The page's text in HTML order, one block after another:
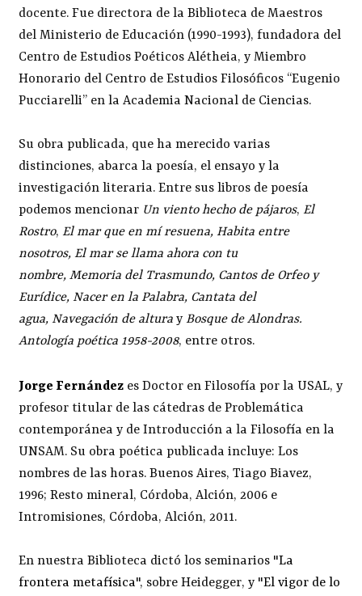
docente. Fue directora de la Biblioteca de Maestros
del Ministerio de Educación (1990-1993), fundadora del
Centro de Estudios Poéticos Alétheia, y Miembro
Honorario del Centro de Estudios Filosóficos “Eugenio
Pucciarelli” en la Academia Nacional de Ciencias.
Su obra publicada, que ha merecido varias
distinciones, abarca la poesía, el ensayo y la
investigación literaria. Entre sus libros de poesía
podemos mencionar Un viento hecho de pájaros,El
Rostro,El mar que en mí resuena, Habita entre
nosotros, El mar se llama ahora con tu
nombre, Memoria del Trasmundo, Cantos de Orfeo y
Eurídice, Nacer en la Palabra, Cantata del
agua, Navegación de alturay Bosque de Alondras.
Antología poética 1958-2008, entre otros.
Jorge Fernández es Doctor en Filosofía por la USAL, y
profesor titular de las cátedras de Problemática
contemporánea y de Introducción a la Filosofía en la
UNSAM. Su obra poética publicada incluye: Los
nombres de las horas. Buenos Aires, Tiago Biavez,
1996; Resto mineral, Córdoba, Alción, 2006 e
Intromisiones, Córdoba, Alción, 2011.
En nuestra Biblioteca dictó los seminarios "La
frontera metafísica", sobre Heidegger, y "El vigor de lo